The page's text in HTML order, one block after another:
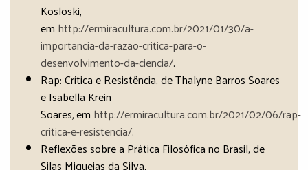
Kosloski,
em http://ermiracultura.com.br/2021/01/30/a-
importancia-da-razao-critica-para-o-
desenvolvimento-da-ciencia/.
Rap: Crítica e Resistência, de Thalyne Barros Soares
e Isabella Krein
Soares,em http://ermiracultura.com.br/2021/02/06/rap-
critica-e-resistencia/.
Reflexões sobre a Prática Filosófica no Brasil, de
Silas Miqueias da Silva,